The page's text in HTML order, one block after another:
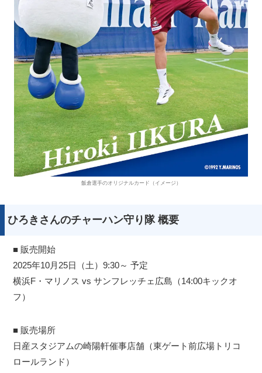
飯倉選手のオリジナルカード（イメージ）
ひろきさんのチャーハン守り隊 概要
■ 販売開始
2025年10月25日（土）9:30～ 予定
横浜F・マリノス vs サンフレッチェ広島（14:00キックオ
フ）
■ 販売場所
日産スタジアムの崎陽軒催事店舗（東ゲート前広場トリコ
ロールランド）